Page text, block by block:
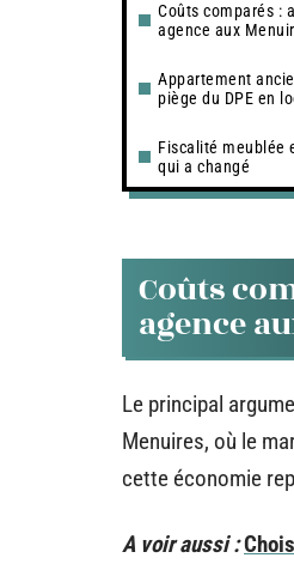
Coûts comparés :
agence aux
Appartement
piège du DPE en
Fiscalité meublée
qui a changé
Coûts
agence
Le principal
Menuires, où le
cette économie
A voir aussi :